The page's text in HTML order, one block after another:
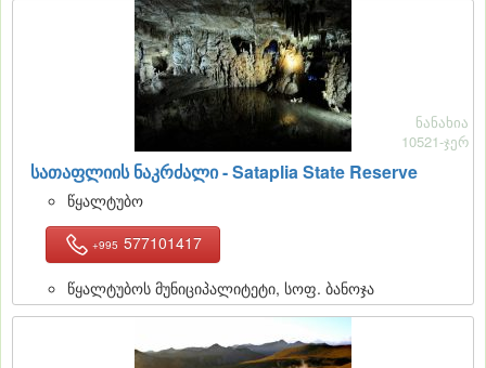
სათაფლიის ნაკრძალი - Sataplia State Reserve
ნანახია
10521-ჯერ
წყალტუბო
+995 577101417
წყალტუბოს მუნიციპალიტეტი, სოფ. ბანოჯა